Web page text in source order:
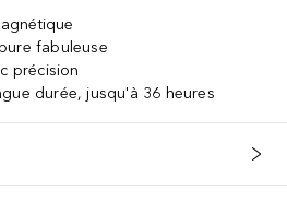
fabuleuse
précision
durée, jusqu'à 36 heures